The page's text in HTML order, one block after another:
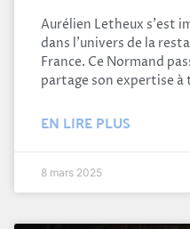
Aurélien Letheux s'est
dans l'univers de la
France. Ce Normand
partage son expertise
EN LIRE PLUS
8 mars 2025